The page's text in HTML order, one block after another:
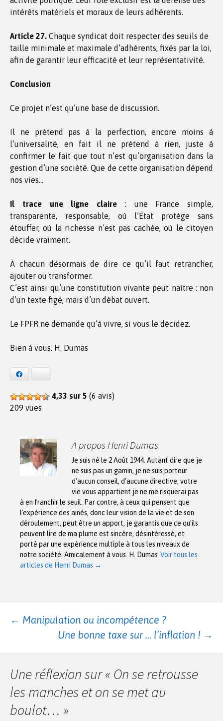
intérêts matériels et moraux de leurs adhérents.
Article 27. Chaque syndicat doit respecter des seuils de
taille minimale et maximale d’adhérents, fixés par la loi,
afin de garantir leur efficacité et leur représentativité.
Conclusion
Ce projet n’est qu’une base de discussion.
Il ne prétend pas à la perfection, encore moins à
l’universalité, en fait il ne prétend à rien, juste à
confirmer le fait que tout n’est qu’organisation dans la
gestion d’une société. Que de cette organisation dépend
nos vies…
Il trace une ligne claire : une France simple,
transparente, responsable, où l’État protège sans
étouffer, où la richesse n’est pas cachée, où le citoyen
décide vraiment.
À chacun désormais de dire ce qu’il faut retrancher,
ajouter ou transformer.
C’est ainsi qu’une constitution vivante peut naître : non
d’un texte figé, mais d’un débat ouvert.
Le FPFR ne demande qu’à vivre, si vous le décidez.
Bien à vous. H. Dumas
4,33 sur 5 (6 avis)
209 vues
A propos Henri Dumas
Je suis né le 2 Août 1944. Autant dire que je
ne suis pas un gamin, je ne suis porteur
d'aucun conseil, d'aucune directive, votre
vie vous appartient je ne me risquerai pas
à en franchir le seuil. Par contre, à ceux qui pensent que
l'expérience des ainés, donc leur vision de la vie et de son
déroulement, peut être un apport, je garantis que ce qu'ils
peuvent lire de ma plume est sincère, désintéressé, et
porté par une expérience multiple à tous les niveaux de
notre société. Amicalement à vous. H. Dumas Voir tous les
articles de Henri Dumas →
Navigation
articles
← Manipulation ou incompétence ?
Une bonne taxe sur … l’inflation ! →
Une réflexion sur « On se retrousse
les manches et on se met au
boulot… »